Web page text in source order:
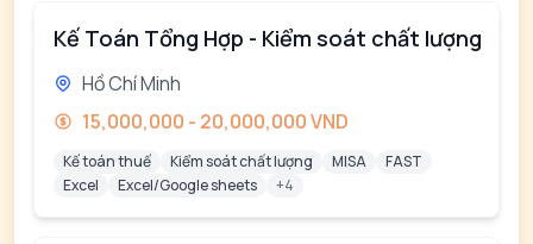
Kế Toán Tổng Hợp - Kiểm soát chất lượng
Hồ Chí Minh
15,000,000 - 20,000,000 VND
Kế toán thuế Kiểm soát chất lượng MISA
FAST
Excel
Excel/Google sheets +4